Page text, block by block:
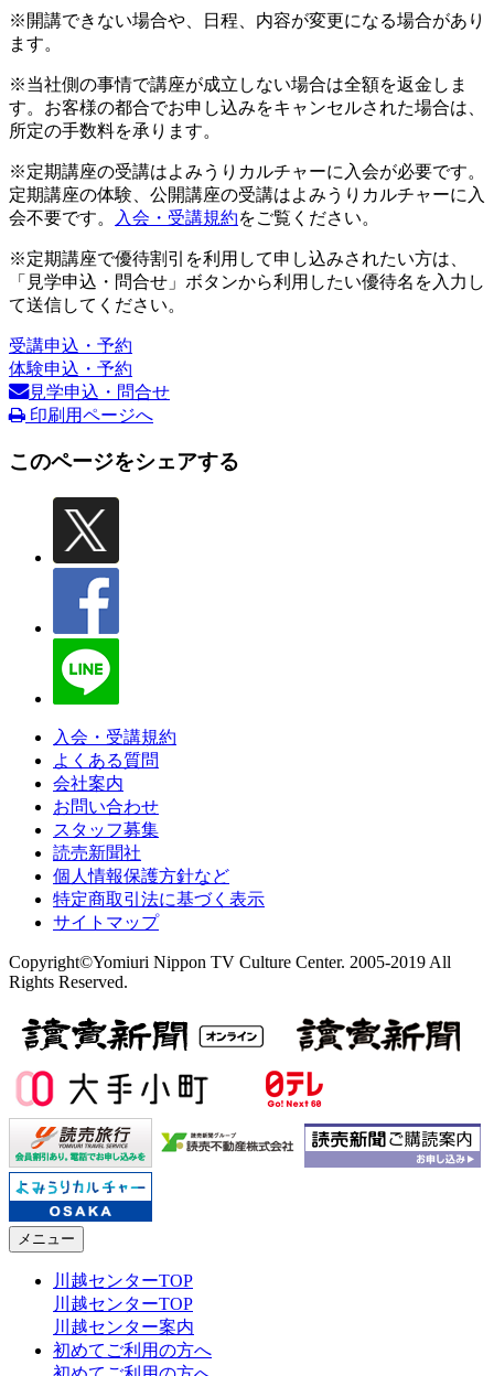
※開講できない場合や、日程、内容が変更になる場合があり
ます。
※当社側の事情で講座が成立しない場合は全額を返金しま
す。お客様の都合でお申し込みをキャンセルされた場合は、
所定の手数料を承ります。
※定期講座の受講はよみうりカルチャーに入会が必要です。
定期講座の体験、公開講座の受講はよみうりカルチャーに入
会不要です。
入会・受講規約をご覧ください。
※定期講座で優待割引を利用して申し込みされたい方は、
「見学申込・問合せ」ボタンから利用したい優待名を入力し
て送信してください。
受講申込・予約
体験申込・予約
見学申込・問合せ
印刷用ページへ
このページをシェアする
入会・受講規約
よくある質問
会社案内
お問い合わせ
スタッフ募集
読売新聞社
個人情報保護方針など
特定商取引法に基づく表示
サイトマップ
Copyright©Yomiuri Nippon TV Culture Center. 2005-2019 All
Rights Reserved.
メニュー
川越センターTOP
川越センターTOP
川越センター案内
初めてご利用の方へ